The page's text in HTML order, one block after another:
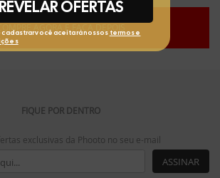
COMPRE AGORA E FAÇA DEPOIS
FIQUE POR DENTRO
exclusivas da Phooto no seu e-mail
ASSINAR